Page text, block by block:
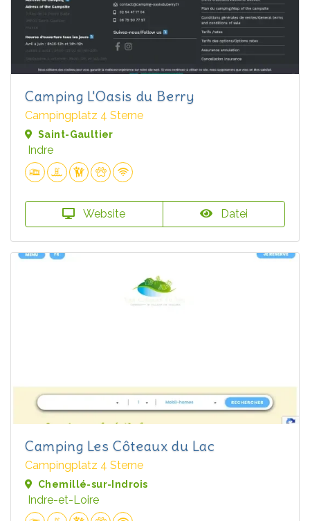
Camping L'Oasis du Berry
Campingplatz 4 Sterne
Saint-Gaultier
Indre
Website Datei
Camping Les Côteaux du Lac
Campingplatz 4 Sterne
Chemillé-sur-Indrois
Indre-et-Loire